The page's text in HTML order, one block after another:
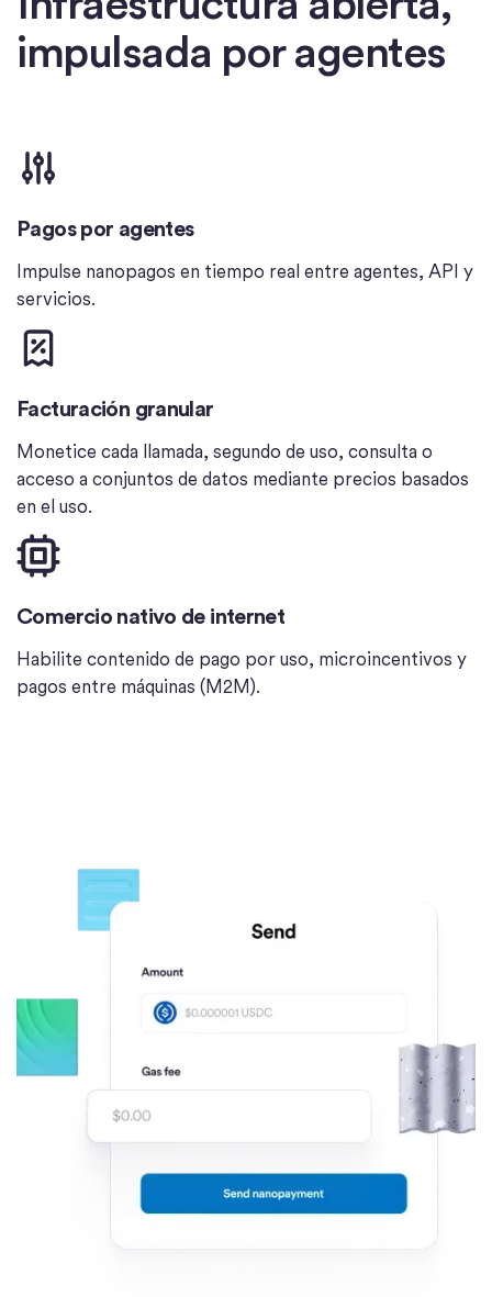
impulsada por agentes
Pagos por agentes
Impulse nanopagos en tiempo real entre agentes, API y
servicios.
Facturación granular
Monetice cada llamada, segundo de uso, consulta o
acceso a conjuntos de datos mediante precios basados
en el uso.
Comercio nativo de internet
Habilite contenido de pago por uso, microincentivos y
pagos entre máquinas (M2M).